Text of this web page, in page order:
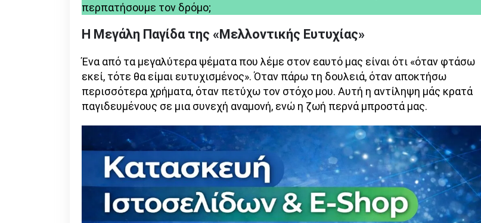
περπατήσουμε τον δρόμο;
Η Μεγάλη Παγίδα της «Μελλοντικής Ευτυχίας»
Ένα από τα μεγαλύτερα ψέματα που λέμε στον εαυτό μας είναι ότι «όταν φτάσω
εκεί, τότε θα είμαι ευτυχισμένος». Όταν πάρω τη δουλειά, όταν αποκτήσω
περισσότερα χρήματα, όταν πετύχω τον στόχο μου. Αυτή η αντίληψη μάς κρατά
παγιδευμένους σε μια συνεχή αναμονή, ενώ η ζωή περνά μπροστά μας.